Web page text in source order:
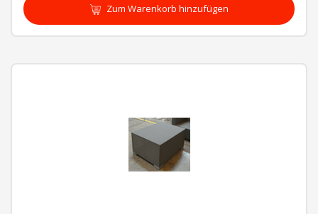
Zum Warenkorb hinzufügen